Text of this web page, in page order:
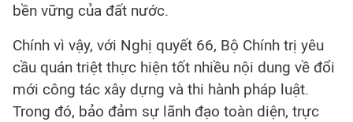
bền vững của đất nước.
Chính vì vậy, với Nghị quyết 66, Bộ Chính trị yêu
cầu quán triệt thực hiện tốt nhiều nội dung về đổi
mới công tác xây dựng và thi hành pháp luật.
Trong đó, bảo đảm sự lãnh đạo toàn diện, trực